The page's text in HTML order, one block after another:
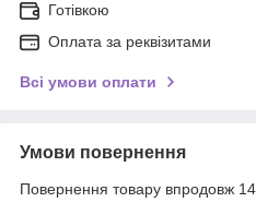
Готівкою
Оплата за реквізитами
Всі умови оплати
Умови повернення
Повернення товару впродовж 14